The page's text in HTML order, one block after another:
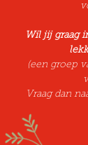
Wil jij graag
(een groep
Vraag dan